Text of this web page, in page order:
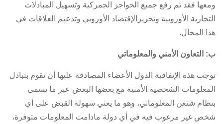
ومعها فقد تم رفع جميع الحواجز الجمركية وتسهيل المبادلات
التجارية الأوروبية وتحريرالإقتصاد الأوروبي وتدعيم العلاقات في
هذا المجال.
ب: التعاون الأمني والمعلوماتي
توجب هذه الإتفاقية الدول الأعضاء المصادقة عليها أن تقوم بتبادل
المعلومات الشخصية الأمنية مع بعضها البعض عبر ما يسمى
بنظام شنغن المعلوماتي، وهو ما يعني سهولة القبض على أي
شخص غير مرغوب فيه في أي دولة مادامت المعلومات متوفرة،